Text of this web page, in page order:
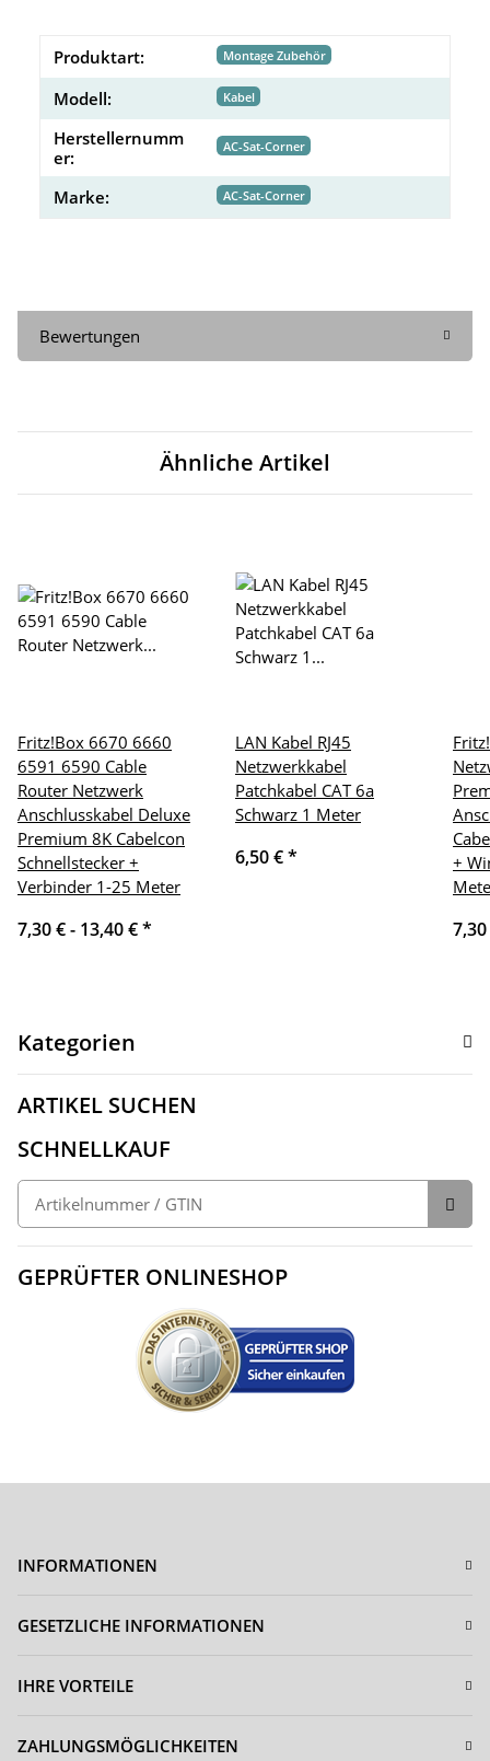
Produktart: Montage Zubehör
Modell: Kabel
Herstellernumm
er:
AC-Sat-Corner
Marke: AC-Sat-Corner
Bewertungen
Ähnliche Artikel
Fritz!Box 6670 6660
6591 6590 Cable
Router Netzwerk
Anschlusskabel Deluxe
Premium 8K Cabelcon
Schnellstecker +
Verbinder 1-25 Meter
7,30 € - 13,40 €*
LAN Kabel RJ45
Netzwerkkabel
Patchkabel CAT 6a
Schwarz 1 Meter
6,50 €*
+
Kategorien
ARTIKEL SUCHEN
SCHNELLKAUF
GEPRÜFTER ONLINESHOP
INFORMATIONEN
GESETZLICHE INFORMATIONEN
IHRE VORTEILE
ZAHLUNGSMÖGLICHKEITEN